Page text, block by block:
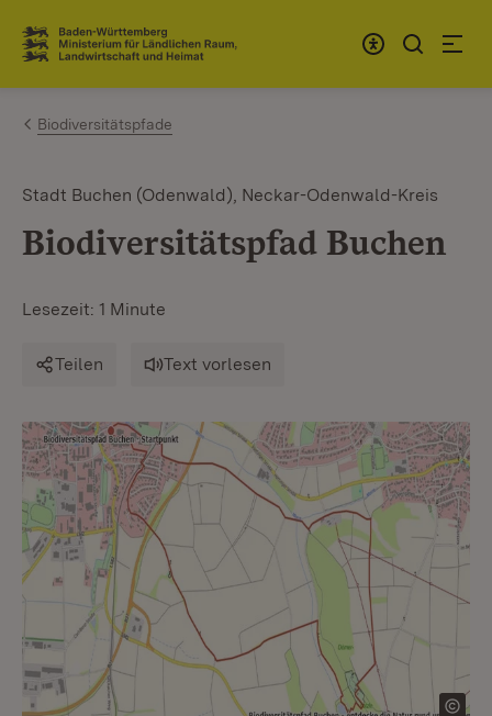
Zum Inhalt springen
Link zur Startseite
Biodiversitätspfade
Stadt Buchen (Odenwald), Neckar-Odenwald-Kreis
Biodiversitätspfad Buchen
Lesezeit: 1 Minute
Teilen Text vorlesen